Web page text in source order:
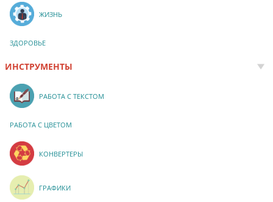
ЖИЗНЬ
ЗДОРОВЬЕ
ИНСТРУМЕНТЫ
РАБОТА С ТЕКСТОМ
РАБОТА С ЦВЕТОМ
КОНВЕРТЕРЫ
ГРАФИКИ